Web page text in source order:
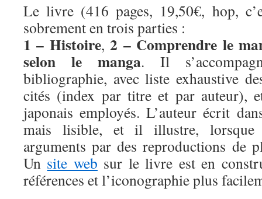
Le livre (416 pages, 19,50€, hop,
sobrement en trois parties :
1 – Histoire,2 – Comprendre le
selon le manga. Il
bibliographie, avec liste exhaustive
cités (index par titre et par auteur),
japonais employés. L’auteur écrit
mais lisible, et il illustre, lorsque
arguments par des reproductions de
Un site web sur le livre est en
références et l’iconographie plus